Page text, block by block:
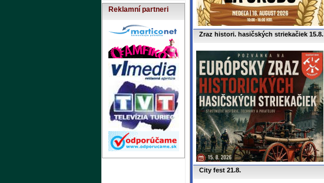
Reklamní partneri
Zraz histori. hasičských striekačiek 15.8.
City fest 21.8.